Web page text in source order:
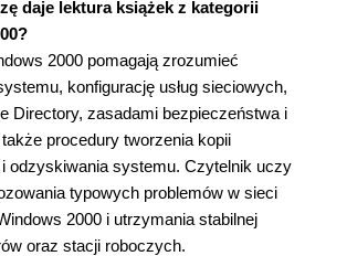
daje lektura książek z kategorii
2000 pomagają zrozumieć
konfigurację usług sieciowych,
Directory, zasadami bezpieczeństwa i
procedury tworzenia kopii
odzyskiwania systemu. Czytelnik uczy
typowych problemów w sieci
2000 i utrzymania stabilnej
oraz stacji roboczych.